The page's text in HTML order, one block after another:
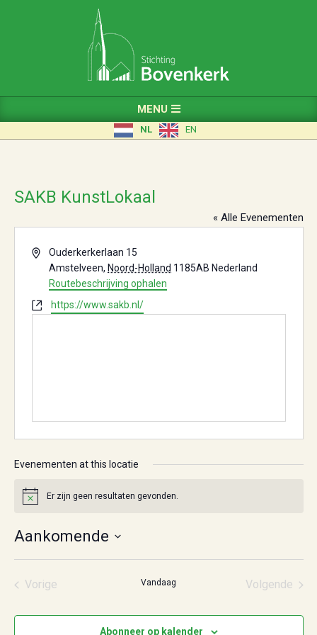
Navigation
Menu
MENU
NL EN
SAKB KunstLokaal
« Alle Evenementen
AdresOuderkerkerlaan 15
Amstelveen, Noord-Holland 1185AB Nederland
Routebeschrijving ophalen
Websitehttps://www.sakb.nl/
Evenementen at this locatie
BerichtEr zijn geen resultaten gevonden.
Aankomende
datum.
Vorige
Vandaag
Volgende
Abonneer op kalender